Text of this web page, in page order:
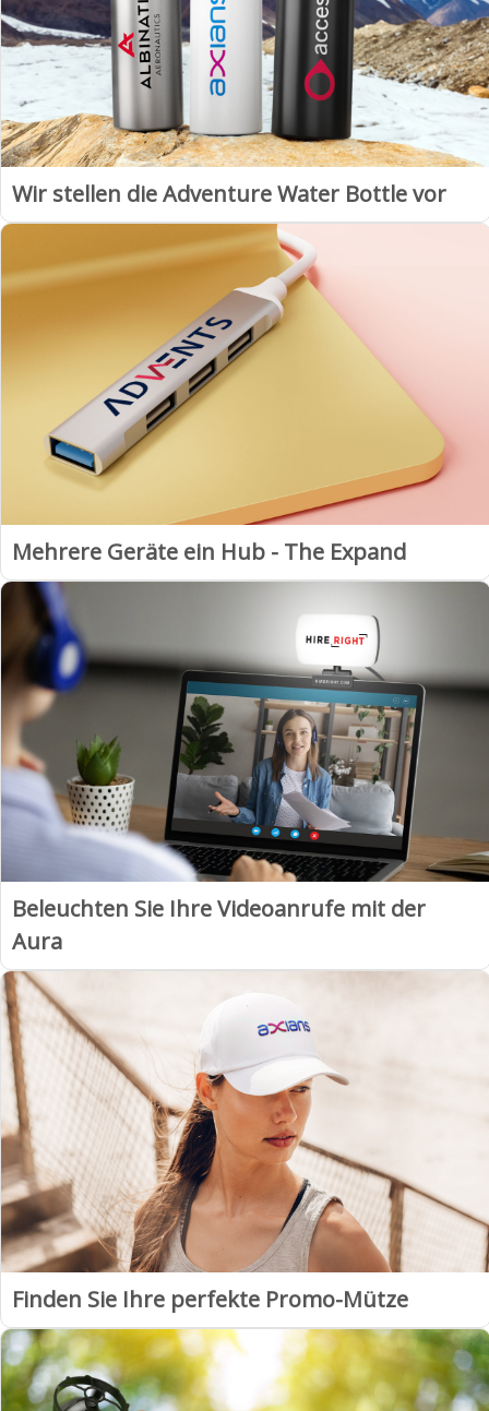
Wir stellen die Adventure Water Bottle vor
Mehrere Geräte ein Hub - The Expand
Beleuchten Sie Ihre Videoanrufe mit der
Aura
Finden Sie Ihre perfekte Promo-Mütze